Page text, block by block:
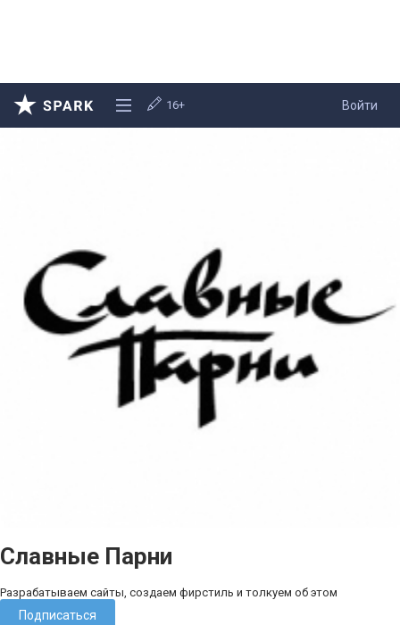
Войти
16+
Славные Парни
Разрабатываем сайты, создаем фирстиль и толкуем об этом
Подписаться